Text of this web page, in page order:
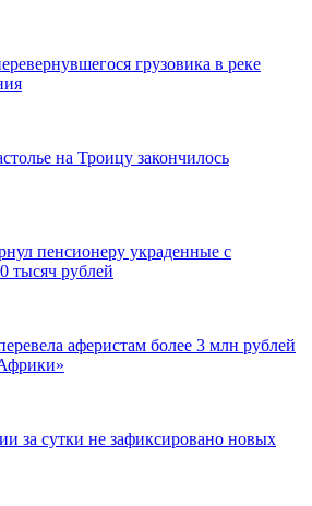
грузовика в реке
на Троицу закончилось
пенсионеру украденные с
тысяч рублей
аферистам более 3 млн рублей
за сутки не зафиксировано новых